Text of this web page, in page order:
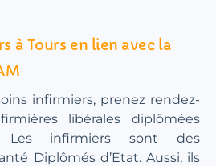
à Tours en lien avec la
infirmiers, prenez rendez-
libérales diplômées
Les infirmiers sont des
Diplômés d’Etat. Aussi, ils